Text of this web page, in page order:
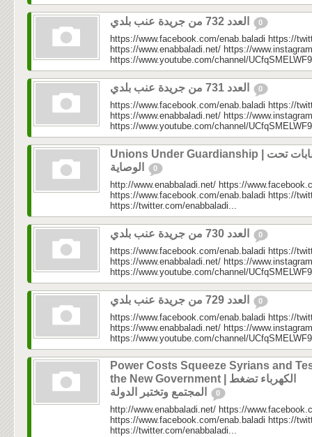
0
https://www.facebook.com/enab.baladi https://
https://www.enabbaladi.net/ https://
https://www.youtube.com/channel/
0
https://www.facebook.com/enab.baladi https://
https://www.enabbaladi.net/ https://
https://www.youtube.com/channel/
Unions Under Guardianship | نقابات تحت
0
http://www.enabbaladi.net/ https://
https://www.facebook.com/enab.baladi https://
https://twitter.com/enabbaladi...
0
https://www.facebook.com/enab.baladi https://
https://www.enabbaladi.net/ https://
https://www.youtube.com/channel/
0
https://www.facebook.com/enab.baladi https://
https://www.enabbaladi.net/ https://
https://www.youtube.com/channel/
Power Costs Squeeze Syrians and
the New Government | الكهرباء تضغط
0
http://www.enabbaladi.net/ https://
https://www.facebook.com/enab.baladi https://
https://twitter.com/enabbaladi...